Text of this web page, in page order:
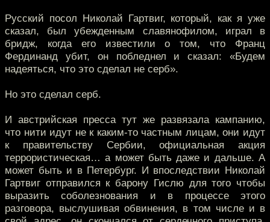
Русский посол Николай Гартвиг, который, как я уже
сказал, был убежденным славянофилом, играл в
бридж, когда его известили о том, что Франц
Фердинанд убит, он побледнел и сказал: «Будем
надеяться, что это сделал не серб».
Но это сделал серб.
И австрийская пресса тут же развязала кампанию,
что нити идут не к каким-то частным лицам, они идут
к правительству Сербии, официальная акция
террористическая… а может быть даже и дальше. А
может быть и в Петербург. И впоследствии Николай
Гартвиг отправился к барону Гислю для того чтобы
выразить соболезнования и в процессе этого
разговора, выслушивая обвинения, в том числе и в